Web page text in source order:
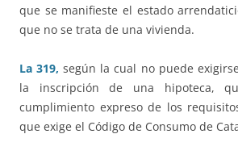
que se manifieste el estado
que no se trata de una vivienda.
La 319, según la cual no puede
la inscripción de una hipoteca,
cumplimiento expreso de los
que exige el Código de Consumo de